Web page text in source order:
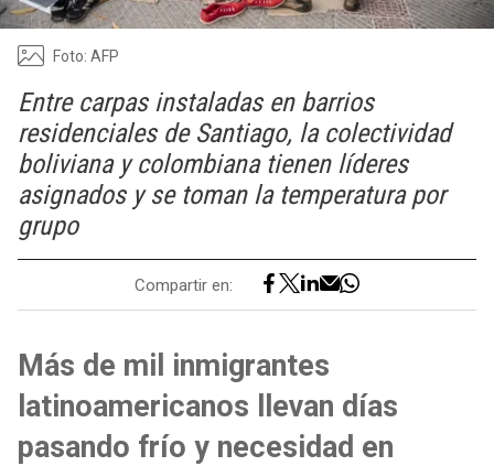
Foto: AFP
Entre carpas instaladas en barrios
residenciales de Santiago, la colectividad
boliviana y colombiana tienen líderes
asignados y se toman la temperatura por
grupo
Compartir en:
Más de mil inmigrantes
latinoamericanos llevan días
pasando frío y necesidad en